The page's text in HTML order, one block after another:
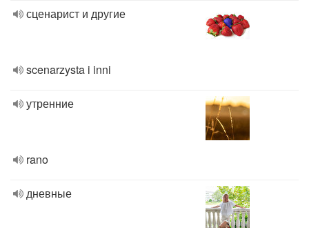
сценарист и другие
scenarzysta i inni
утренние
rano
дневные